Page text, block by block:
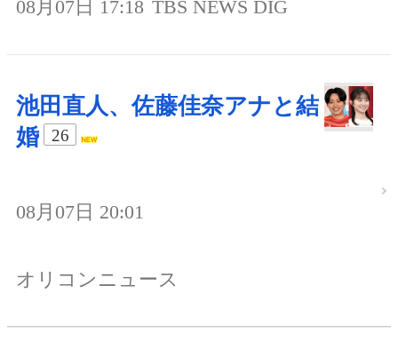
08月07日 17:18 TBS NEWS DIG
池田直人、佐藤佳奈アナと結
婚
26
08月07日 20:01
オリコンニュース